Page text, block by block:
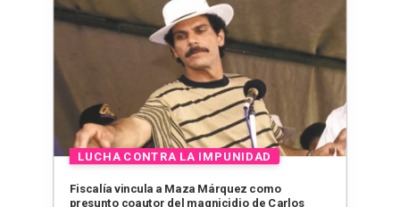
Fiscalía vincula a Maza Márquez como
presunto coautor del magnicidio de Carlos